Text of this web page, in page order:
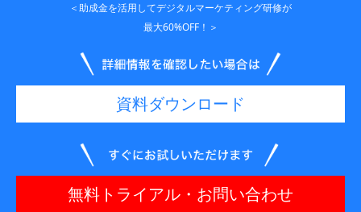
＜助成金を活用してデジタルマーケティング研修が
最大60%OFF！＞
資料ダウンロード
無料トライアル・お問い合わせ